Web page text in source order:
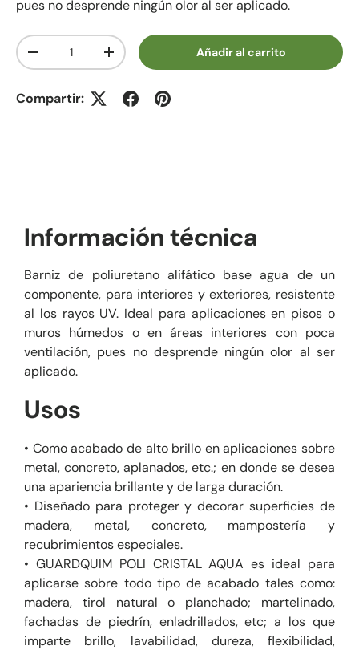
pues no desprende ningún olor al ser aplicado.
Cant.
Disminuir cantidadAumentar la cantidadAñadir al carrito
Compartir:
Información técnica
Barniz de poliuretano alifático base agua de un
componente, para interiores y exteriores, resistente
al los rayos UV. Ideal para aplicaciones en pisos o
muros húmedos o en áreas interiores con poca
ventilación, pues no desprende ningún olor al ser
aplicado.
Usos
• Como acabado de alto brillo en aplicaciones sobre
metal, concreto, aplanados, etc.; en donde se desea
una apariencia brillante y de larga duración.
• Diseñado para proteger y decorar superficies de
madera, metal, concreto, mampostería y
recubrimientos especiales.
• GUARDQUIM POLI CRISTAL AQUA es ideal para
aplicarse sobre todo tipo de acabado tales como:
madera, tirol natural o planchado; martelinado,
fachadas de piedrín, enladrillados, etc; a los que
imparte brillo, lavabilidad, dureza, flexibilidad,